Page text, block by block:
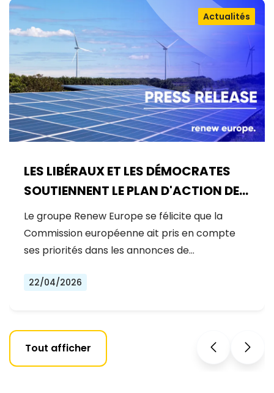
LES LIBÉRAUX ET LES DÉMOCRATES
SOUTIENNENT LE PLAN D'ACTION DE
LA COMMISSION EUROPÉENNE POUR
L'ÉNERGIE, MAIS LA MOBILISATION DE
CAPITAUX PRIVÉS POUR LA
L'EUROPE EST URGENTE
Actualités
Le groupe Renew Europe se félicite que la
Commission européenne ait pris en compte
ses priorités dans les annonces de…
22/04/2026
Tout afficher